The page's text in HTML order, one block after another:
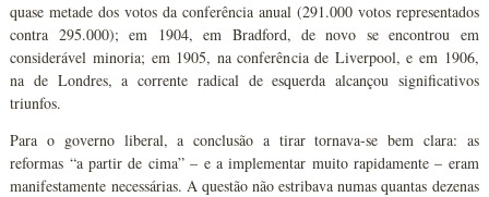
quase metade dos votos da conferência anual (291.000 votos representados
contra 295.000); em 1904, em Bradford, de novo se encontrou em
considerável minoria; em 1905, na conferência de Liverpool, e em 1906,
na de Londres, a corrente radical de esquerda alcançou significativos
triunfos.
Para o governo liberal, a conclusão a tirar tornava-se bem clara: as
reformas “a partir de cima” – e a implementar muito rapidamente – eram
manifestamente necessárias. A questão não estribava numas quantas dezenas